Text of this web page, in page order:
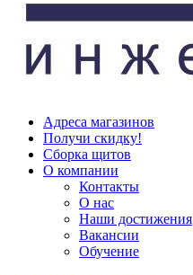
Адреса магазинов
Получи скидку!
Сборка щитов
О компании
Контакты
О нас
Наши достижения
Вакансии
Обучение